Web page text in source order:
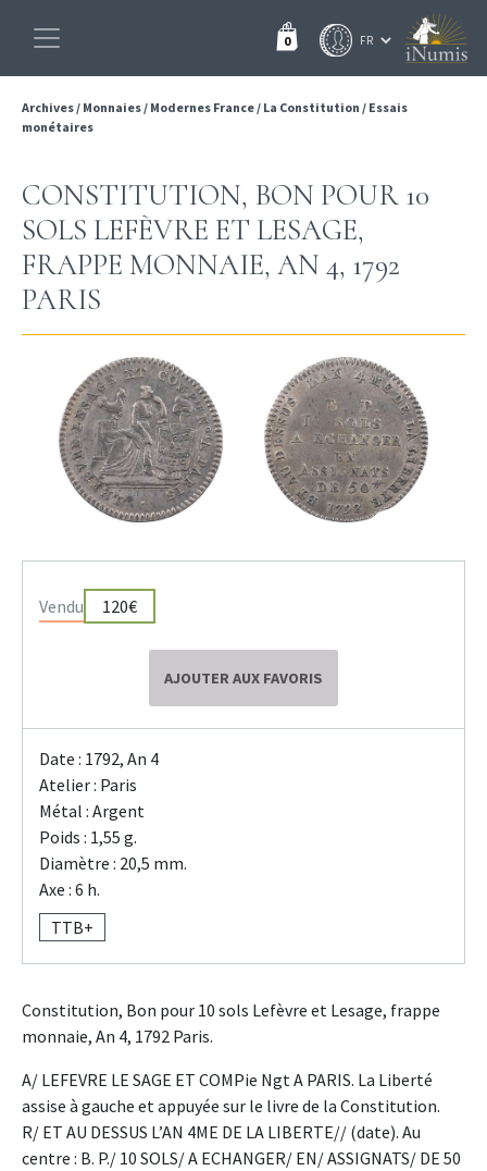
0
Archives/ Monnaies/ Modernes France/ La Constitution / Essais
monétaires
CONSTITUTION, BON POUR 10
SOLS LEFÈVRE ET LESAGE,
FRAPPE MONNAIE, AN 4, 1792
PARIS
Vendu 120€
AJOUTER AUX FAVORIS
Date : 1792, An 4
Atelier : Paris
Métal : Argent
Poids : 1,55 g.
Diamètre : 20,5 mm.
Axe : 6 h.
TTB+
Constitution, Bon pour 10 sols Lefèvre et Lesage, frappe
monnaie, An 4, 1792 Paris.
A/ LEFEVRE LE SAGE ET COMPie Ngt A PARIS. La Liberté
assise à gauche et appuyée sur le livre de la Constitution.
R/ ET AU DESSUS L’AN 4ME DE LA LIBERTE// (date). Au
centre : B. P./ 10 SOLS/ A ECHANGER/ EN/ ASSIGNATS/ DE 50